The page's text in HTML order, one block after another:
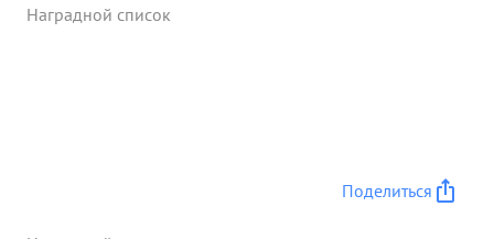
Наградной список
Поделиться